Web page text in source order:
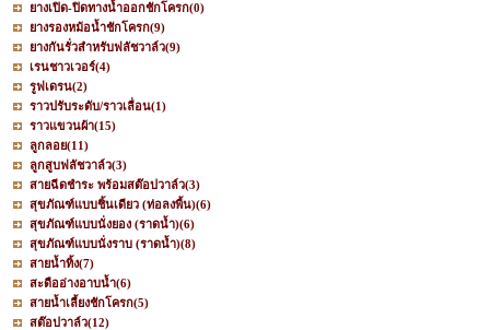
ยางเปิด-ปิดทางน้ำออกชักโครก(0)
ยางรองหม้อน้ำชักโครก(9)
ยางกันรั่วสำหรับฟลัชวาล์ว(9)
เรนชาวเวอร์(4)
รูฟเดรน(2)
ราวปรับระดับ/ราวเลื่อน(1)
ราวแขวนผ้า(15)
ลูกลอย(11)
ลูกสูบฟลัชวาล์ว(3)
สายฉีดชำระ พร้อมสต๊อปวาล์ว(3)
สุขภัณฑ์แบบชิ้นเดียว (ท่อลงพื้น)(6)
สุขภัณฑ์แบบนั่งยอง (ราดน้ำ)(6)
สุขภัณฑ์แบบนั่งราบ (ราดน้ำ)(8)
สายน้ำทิ้ง(7)
สะดืออ่างอาบน้ำ(6)
สายน้ำเลี้ยงชักโครก(5)
สต๊อปวาล์ว(12)